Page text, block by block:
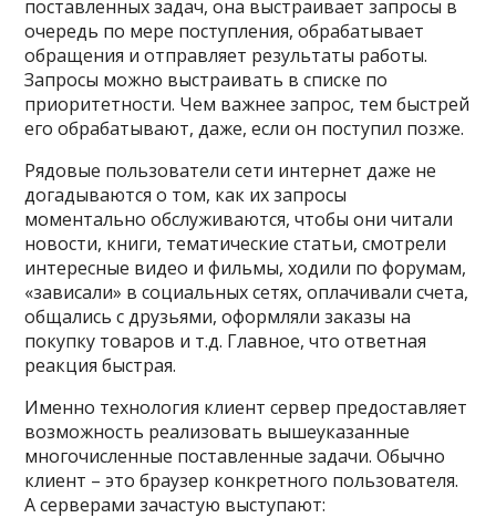
поставленных задач, она выстраивает запросы в
очередь по мере поступления, обрабатывает
обращения и отправляет результаты работы.
Запросы можно выстраивать в списке по
приоритетности. Чем важнее запрос, тем быстрей
его обрабатывают, даже, если он поступил позже.
Рядовые пользователи сети интернет даже не
догадываются о том, как их запросы
моментально обслуживаются, чтобы они читали
новости, книги, тематические статьи, смотрели
интересные видео и фильмы, ходили по форумам,
«зависали» в социальных сетях, оплачивали счета,
общались с друзьями, оформляли заказы на
покупку товаров и т.д. Главное, что ответная
реакция быстрая.
Именно технология клиент сервер предоставляет
возможность реализовать вышеуказанные
многочисленные поставленные задачи. Обычно
клиент – это браузер конкретного пользователя.
А серверами зачастую выступают: